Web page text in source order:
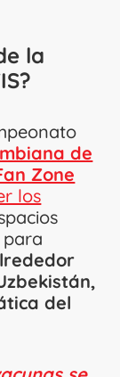
la
de
Zone
los
para
del